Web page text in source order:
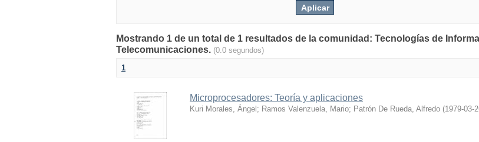
Mostrando 1 de un total de 1 resultados de la comunidad: Tecnologías de
Telecomunicaciones. (0.0 segundos)
1
Microprocesadores: Teoría y aplicaciones
Kuri Morales, Ángel ; Ramos Valenzuela, Mario; Patrón De Rueda, Alfredo (1979-03-